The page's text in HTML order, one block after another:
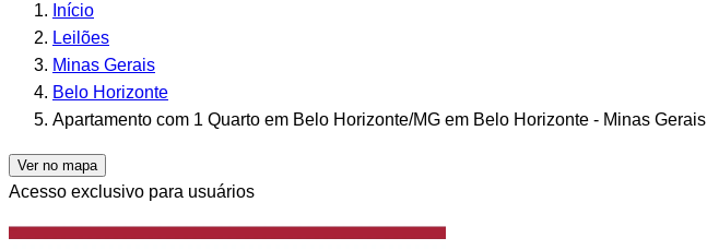
Início
Leilões
Minas Gerais
Belo Horizonte
Apartamento com 1 Quarto em Belo Horizonte/MG em Belo Horizonte - Minas Gerais
Ver no mapa
Acesso exclusivo para usuários